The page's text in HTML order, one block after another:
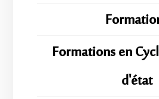
Formations en
d'état